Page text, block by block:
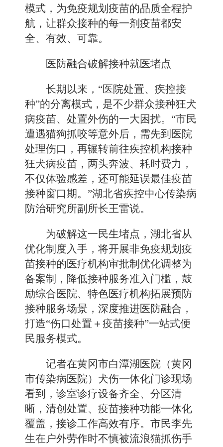
模式，为免疫规划疫苗的品质全程护
航，让群众接种的每一剂疫苗都安
全、有效、可靠。
医防融合破解接种就医堵点
长期以来，“医院处置、疾控接
种”的分离模式，是不少群众接种狂犬
病疫苗、处置外伤的一大困扰。“市民
遭遇猫狗抓咬等意外后，需先到医院
处理伤口，再辗转前往疾控机构接种
狂犬病疫苗，两头奔波、耗时费力，
不仅体验感差，还可能延误最佳疫苗
接种窗口期。”湖北省疾控中心传染病
防治研究所副所长王雷说。
为破解这一民生堵点，湖北省从
优化制度入手，将开展非免疫规划疫
苗接种的医疗机构审批制优化调整为
备案制，降低接种服务准入门槛，鼓
励综合医院、特色医疗机构拓展预防
接种服务场景，深度推进医防融合，
打造“伤口处置＋疫苗接种”一站式便
民服务模式。
记者在黄冈市白潭湖医院（黄冈
市传染病医院）犬伤一体化门诊现场
看到，诊室诊疗设备齐全、分区清
晰，清创处置、疫苗接种功能一体化
覆盖，接诊工作高效有序。市民李先
生在户外劳作时不慎被流浪猫抓伤手